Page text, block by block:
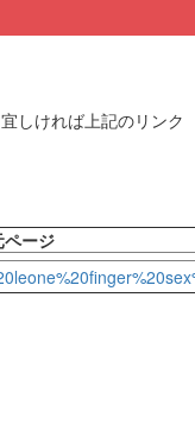
しければ上記のリンク
ページ